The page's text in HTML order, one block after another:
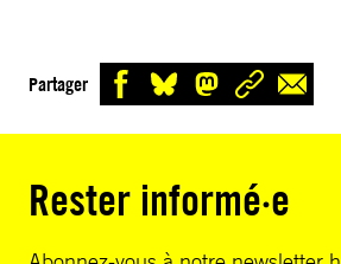
Partager
Rester informé·e